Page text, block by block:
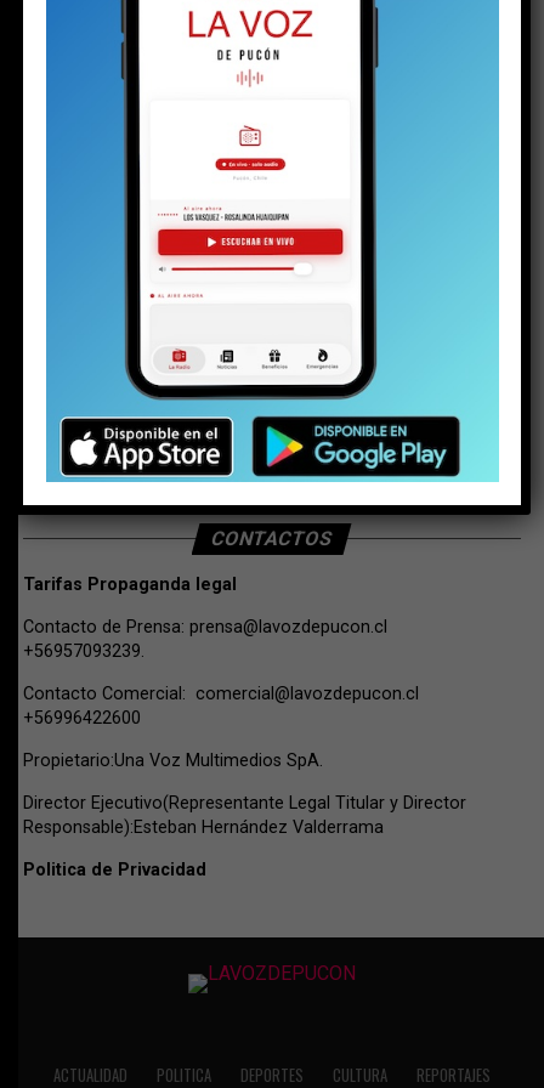
BUSCAR
CONTACTOS
Tarifas Propaganda legal
Contacto de Prensa: prensa@lavozdepucon.cl
+56957093239.
Contacto Comercial: comercial@lavozdepucon.cl
+56996422600
Propietario:Una Voz Multimedios SpA.
Director Ejecutivo(Representante Legal Titular y Director
Responsable):Esteban Hernández Valderrama
Politica de Privacidad
ACTUALIDAD POLITICA DEPORTES CULTURA REPORTAJES